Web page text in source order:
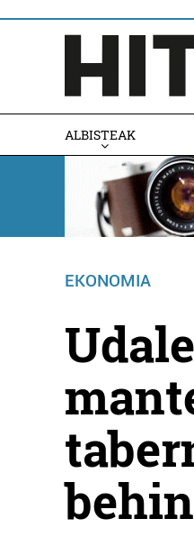
ALBISTEAK
EKONOMIA
behin